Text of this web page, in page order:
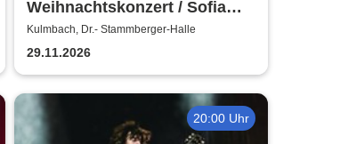
Weihnachtskonzert / Sofia
Symphonics / Ljubka Biagioni
zu Guttenberg
Kulmbach, Dr.- Stammberger-Halle
29.11.2026
20:00 Uhr